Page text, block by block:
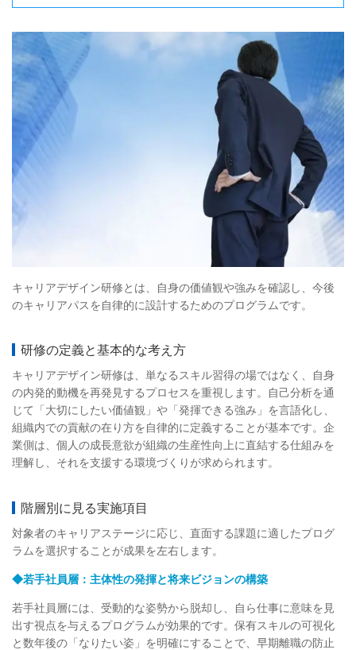
キャリアデザイン研修とは、自身の価値観や強みを確認し、今後
のキャリアパスを自律的に設計するためのプログラムです。
研修の定義と基本的な考え方
キャリアデザイン研修は、単なるスキル習得の場ではなく、自身
の内発的動機を再発見するプロセスを重視します。自己分析を通
じて「大切にしたい価値観」や「発揮できる強み」を言語化し、
組織内での貢献の在り方を自律的に定義することが基本です。企
業側は、個人の成長意欲が組織の生産性向上に直結する仕組みを
理解し、それを支援する環境づくりが求められます。
階層別に見る実施項目
対象者のキャリアステージに応じ、直面する課題に適したプログ
ラムを選択することが成果を左右します。
◆若手社員層：主体性の発揮と将来ビジョンの構築
若手社員層には、受動的な姿勢から脱却し、自ら仕事に意味を見
出す視点を与えるプログラムが効果的です。保有スキルの可視化
と数年後の「なりたい姿」を明確にすることで、早期離職の防止